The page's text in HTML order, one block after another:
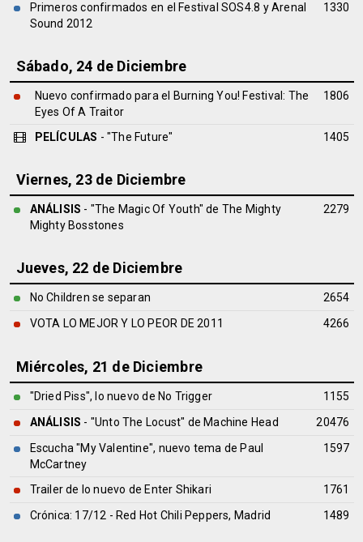
Primeros confirmados en el Festival SOS4.8 y Arenal
Sound 2012
1330
Sábado, 24 de Diciembre
Nuevo confirmado para el Burning You! Festival: The
Eyes Of A Traitor
1806
PELÍCULAS - "The Future" 1405
Viernes, 23 de Diciembre
ANÁLISIS - "The Magic Of Youth" de The Mighty
Mighty Bosstones
2279
Jueves, 22 de Diciembre
No Children se separan
2654
VOTA LO MEJOR Y LO PEOR DE 2011
4266
Miércoles, 21 de Diciembre
"Dried Piss", lo nuevo de No Trigger
1155
ANÁLISIS - "Unto The Locust" de Machine Head
20476
Escucha "My Valentine", nuevo tema de Paul
McCartney
1597
Trailer de lo nuevo de Enter Shikari
1761
Crónica: 17/12 - Red Hot Chili Peppers, Madrid
1489